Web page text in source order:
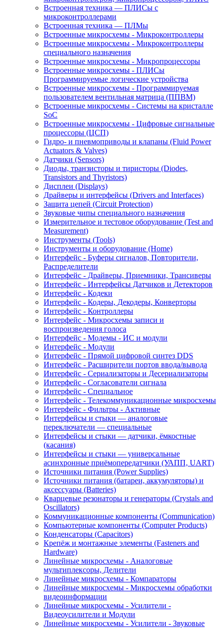
Встроенная техника — ПЛИСы с
микроконтроллерами
Встроенная техника — ПЛМы
Встроенные микросхемы - Микроконтроллеры
Встроенные микросхемы - Микроконтроллеры
специального назначения
Встроенные микросхемы - Микропроцессоры
Встроенные микросхемы - ПЛИСы
Программируемые логические устройства
Встроенные микросхемы - Программируемая
пользователем вентильная матрица (ППВМ)
Встроенные микросхемы - Системы на кристалле
SoC
Встроенные микросхемы - Цифровые сигнальные
процессоры (ЦСП)
Гидро- и пневмоприводы и клапаны (Fluid Power
Actuators & Valves)
Датчики (Sensors)
Диоды, транзисторы и тиристоры (Diodes,
Transistors and Thyristors)
Дисплеи (Displays)
Драйверы и интерфейсы (Drivers and Interfaces)
Защита цепей (Circuit Protection)
Звуковые чипы специального назначения
Измерительное и тестовое оборудование (Test and
Measurement)
Инструменты (Tools)
Инструменты и оборудование (Home)
Интерфейс - Буферы сигналов, Повторители,
Распределители
Интерфейс - Драйверы, Приемники, Трансиверы
Интерфейс - Интерфейсы Датчиков и Детекторов
Интерфейс - Кодеки
Интерфейс - Кодеры, Декодеры, Конверторы
Интерфейс - Контроллеры
Интерфейс - Микросхемы записи и
воспроизведения голоса
Интерфейс - Модемы - ИС и модули
Интерфейс - Модули
Интерфейс - Прямой цифровой синтез DDS
Интерфейс - Расширители портов ввода/вывода
Интерфейс - Сериализаторы и Десериализаторы
Интерфейс - Согласователи сигнала
Интерфейс - Специальное
Интерфейс - Телекоммуникационные микросхемы
Интерфейс - Фильтры - Активные
Интерфейсы и стыки — аналоговые
переключатели — специальные
Интерфейсы и стыки — датчики, ёмкостные
(касания)
Интерфейсы и стыки — универсальные
асинхронные приёмопередатчики (УАПП, UART)
Источники питания (Power Supplies)
Источники питания (батареи, аккумуляторы) и
аксессуары (Batteries)
Кварцевые резонаторы и генераторы (Crystals and
Oscillators)
Коммуникационные компоненты (Communication)
Компьютерные компоненты (Computer Products)
Конденсаторы (Capacitors)
Крепёж и монтажные элементы (Fasteners and
Hardware)
Линейные микросхемы - Аналоговые
мультиплексоры, Делители
Линейные микросхемы - Компараторы
Линейные микросхемы - Микросхемы обработки
видеоинформации
Линейные микросхемы - Усилители -
Видеоусилители и Модули
Линейные микросхемы - Усилители - Звуковые